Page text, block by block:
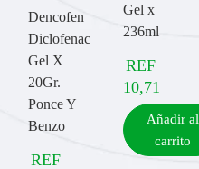
Dencofen
Diclofenac
Gel X
20Gr.
Ponce Y
Benzo
REF
Gel x
236ml
REF
10,71
Añadir al
carrito